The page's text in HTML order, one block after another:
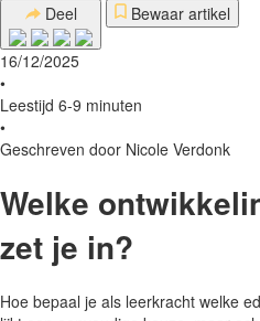
Deel
Bewaar artikel
16/12/2025
•
Leestijd 6-9 minuten
•
Geschreven door Nicole Verdonk
Welke
zet je in?
Hoe bepaal je als leerkracht welke